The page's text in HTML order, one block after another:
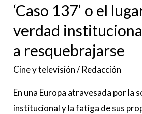
‘Caso 137’ o el
verdad
a resquebrajarse
Cine y televisión/Redacción
En una Europa atravesada por la
institucional y la fatiga de sus
institucional
empieza
a
resquebrajarse